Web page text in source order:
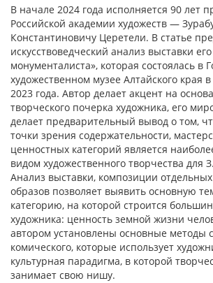
В начале 2024 года исполняется 90 лет
Российской академии художеств —
Константиновичу Церетели. В статье
искусствоведческий анализ выставки
монументалиста», которая состоялась в
художественном музее Алтайского края
2023 года. Автор делает акцент на
творческого почерка художника, его
делает предварительный вывод о том,
точки зрения содержательности,
ценностных категорий является
видом художественного творчества для
Анализ выставки, композиции
образов позволяет выявить основную
категорию, на которой строится
художника: ценность земной жизни
автором установлены основные методы
комического, которые использует
культурная парадигма, в которой
занимает свою нишу.